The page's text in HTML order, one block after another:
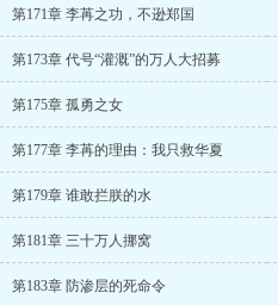
第171章 李苒之功，不逊郑国
第173章 代号“灌溉”的万人大招募
第175章 孤勇之女
第177章 李苒的理由：我只救华夏
第179章 谁敢拦朕的水
第181章 三十万人挪窝
第183章 防渗层的死命令